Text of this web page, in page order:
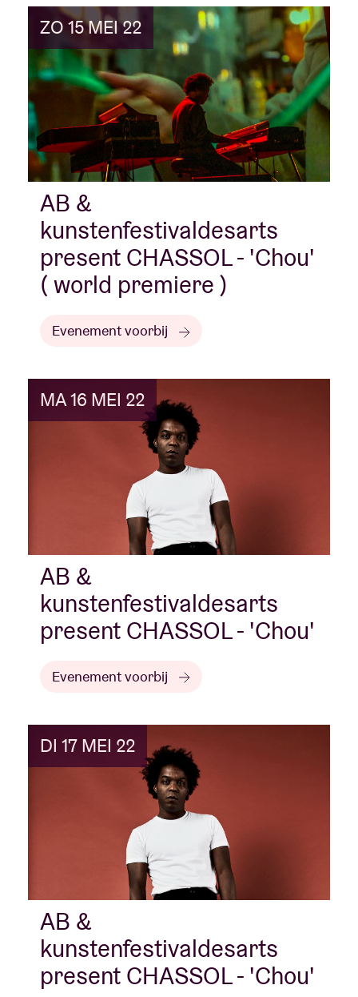
ZO 15 MEI 22
AB &
kunstenfestivaldesarts
present CHASSOL - 'Chou'
( world premiere )
Evenement voorbij
MA 16 MEI 22
AB &
kunstenfestivaldesarts
present CHASSOL - 'Chou'
Evenement voorbij
DI 17 MEI 22
AB &
kunstenfestivaldesarts
present CHASSOL - 'Chou'